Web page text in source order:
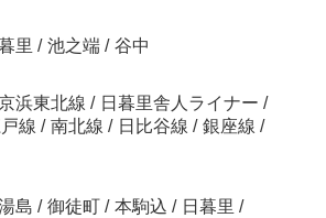
里 / 池之端 / 谷中
浜東北線 / 日暮里舎人ライナー /
線 / 南北線 / 日比谷線 / 銀座線 /
島 / 御徒町 / 本駒込 / 日暮里 /